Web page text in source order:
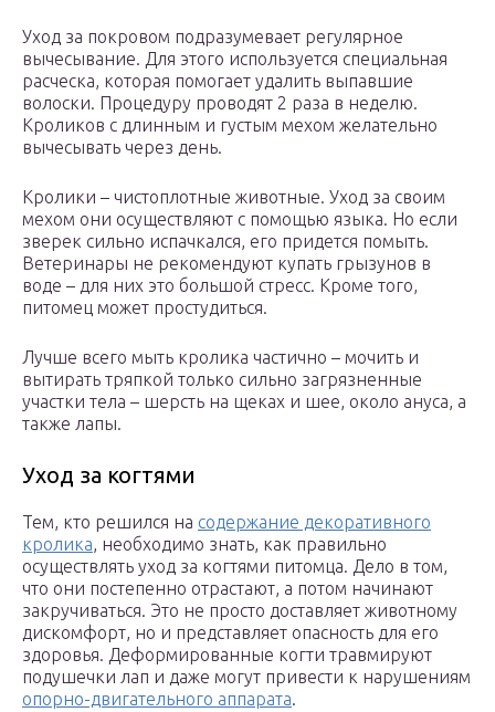
Уход за покровом подразумевает регулярное
вычесывание. Для этого используется специальная
расческа, которая помогает удалить выпавшие
волоски. Процедуру проводят 2 раза в неделю.
Кроликов с длинным и густым мехом желательно
вычесывать через день.
Кролики – чистоплотные животные. Уход за своим
мехом они осуществляют с помощью языка. Но если
зверек сильно испачкался, его придется помыть.
Ветеринары не рекомендуют купать грызунов в
воде – для них это большой стресс. Кроме того,
питомец может простудиться.
Лучше всего мыть кролика частично – мочить и
вытирать тряпкой только сильно загрязненные
участки тела – шерсть на щеках и шее, около ануса, а
также лапы.
Уход за когтями
Тем, кто решился на содержание декоративного
кролика, необходимо знать, как правильно
осуществлять уход за когтями питомца. Дело в том,
что они постепенно отрастают, а потом начинают
закручиваться. Это не просто доставляет животному
дискомфорт, но и представляет опасность для его
здоровья. Деформированные когти травмируют
подушечки лап и даже могут привести к нарушениям
опорно-двигательного аппарата.